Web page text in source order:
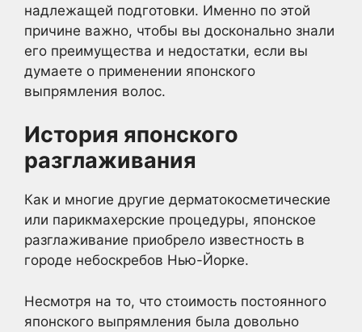
надлежащей подготовки. Именно по этой
причине важно, чтобы вы досконально знали
его преимущества и недостатки, если вы
думаете о применении японского
выпрямления волос.
История японского
разглаживания
Как и многие другие дерматокосметические
или парикмахерские процедуры, японское
разглаживание приобрело известность в
городе небоскребов Нью-Йорке.
Несмотря на то, что стоимость постоянного
японского выпрямления была довольно